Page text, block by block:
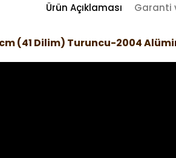
Ürün Açıklaması Garanti
(41 Dilim) Turuncu-2004